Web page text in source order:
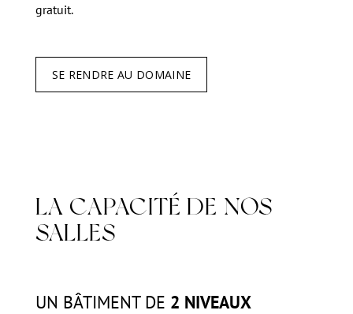
gratuit.
SE RENDRE AU DOMAINE
LA CAPACITÉ DE NOS
SALLES
UN BÂTIMENT DE 2 NIVEAUX